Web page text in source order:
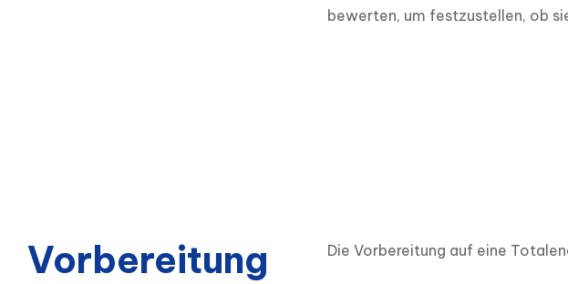
bewerten, um festzustellen, ob
Vorbereitung Die Vorbereitung auf eine